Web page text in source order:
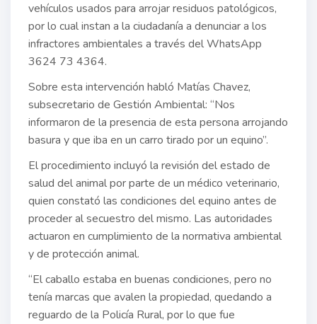
vehículos usados para arrojar residuos patológicos,
por lo cual instan a la ciudadanía a denunciar a los
infractores ambientales a través del WhatsApp
3624 73 4364.
Sobre esta intervención habló Matías Chavez,
subsecretario de Gestión Ambiental: “Nos
informaron de la presencia de esta persona arrojando
basura y que iba en un carro tirado por un equino”.
El procedimiento incluyó la revisión del estado de
salud del animal por parte de un médico veterinario,
quien constató las condiciones del equino antes de
proceder al secuestro del mismo. Las autoridades
actuaron en cumplimiento de la normativa ambiental
y de protección animal.
“El caballo estaba en buenas condiciones, pero no
tenía marcas que avalen la propiedad, quedando a
reguardo de la Policía Rural, por lo que fue